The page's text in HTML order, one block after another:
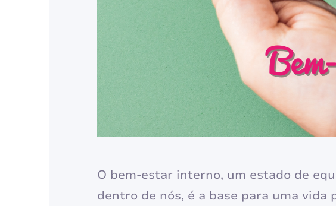
O bem-estar interno, um estado de
dentro de nós, é a base para uma